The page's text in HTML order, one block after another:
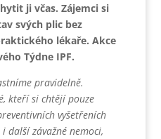
ji včas. Zájemci si
svých plic bez
lékaře. Akce
Týdne IPF.
pravidelně.
kteří si chtějí pouze
vyšetřeních
další závažné nemoci,